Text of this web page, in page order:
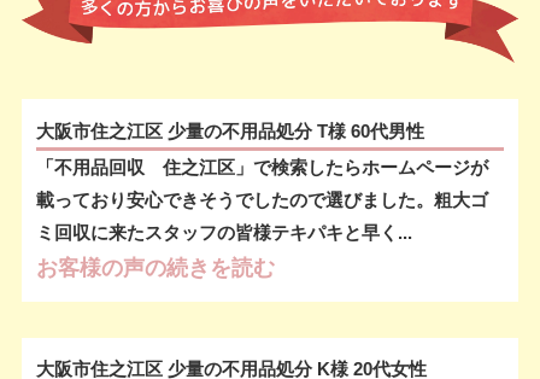
大阪市住之江区 少量の不用品処分 T様 60代男性
「不用品回収 住之江区」で検索したらホームページが
載っており安心できそうでしたので選びました。粗大ゴ
ミ回収に来たスタッフの皆様テキパキと早く...
お客様の声の続きを読む
大阪市住之江区 少量の不用品処分 K様 20代女性